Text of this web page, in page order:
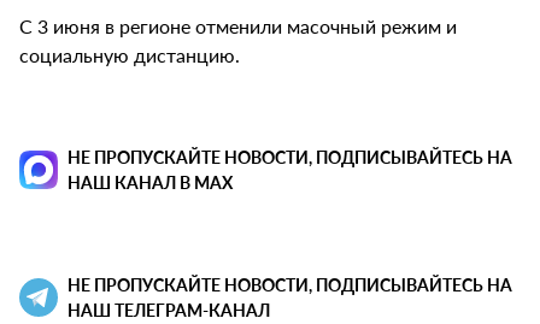
С 3 июня в регионе отменили масочный режим и
социальную дистанцию.
НЕ ПРОПУСКАЙТЕ НОВОСТИ, ПОДПИСЫВАЙТЕСЬ НА
НАШ КАНАЛ В MAX
НЕ ПРОПУСКАЙТЕ НОВОСТИ, ПОДПИСЫВАЙТЕСЬ НА
НАШ ТЕЛЕГРАМ-КАНАЛ